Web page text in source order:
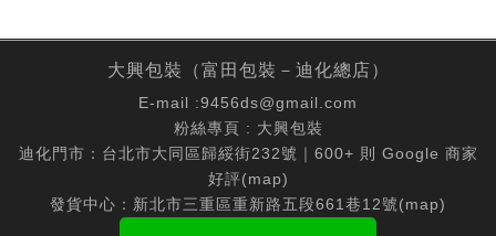
大興包裝（富田包裝－迪化總店）
E-mail :9456ds@gmail.com
粉絲專頁 : 大興包裝
迪化門市：台北市大同區歸綏街232號｜600+ 則 Google 商家
好評(map)
發貨中心：新北市三重區重新路五段661巷12號(map)